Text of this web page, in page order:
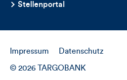
Stellenportal
Impressum Datenschutz
© 2026 TARGOBANK